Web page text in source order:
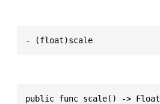
- (float)scale
public func scale() -> Float